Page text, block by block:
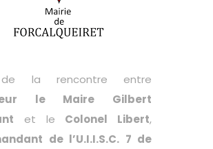
la rencontre entre
le Maire Gilbert
et le Colonel Libert,
de l’U.I.I.S.C. 7 de